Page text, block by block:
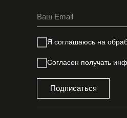
Я соглашаюсь на
Согласен получать
Подписаться